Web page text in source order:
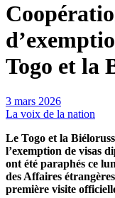
Togo et la
3 mars 2026
La voix de la nation
Le Togo et la
l’exemption de visas
ont été paraphés ce
des Affaires
première visite